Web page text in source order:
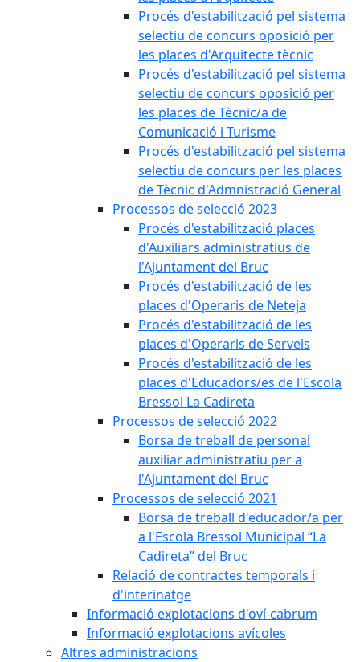
Procés d'estabilització pel sistema
selectiu de concurs oposició per
les places d'Arquitecte tècnic
Procés d'estabilització pel sistema
selectiu de concurs oposició per
les places de Tècnic/a de
Comunicació i Turisme
Procés d'estabilització pel sistema
selectiu de concurs per les places
de Tècnic d'Admnistració General
Processos de selecció 2023
Procés d'estabilització places
d'Auxiliars administratius de
l'Ajuntament del Bruc
Procés d'estabilització de les
places d'Operaris de Neteja
Procés d'estabilització de les
places d'Operaris de Serveis
Procés d'estabilització de les
places d'Educadors/es de l'Escola
Bressol La Cadireta
Processos de selecció 2022
Borsa de treball de personal
auxiliar administratiu per a
l'Ajuntament del Bruc
Processos de selecció 2021
Borsa de treball d'educador/a per
a l'Escola Bressol Municipal “La
Cadireta” del Bruc
Relació de contractes temporals i
d'interinatge
Informació explotacions d'oví-cabrum
Informació explotacions avícoles
Altres administracions